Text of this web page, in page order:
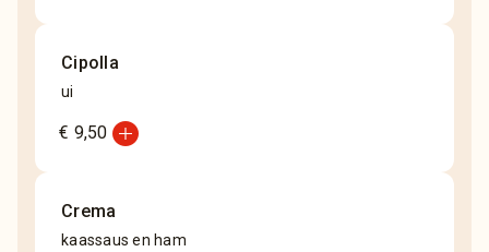
Cipolla
ui
€ 9,50 add_circle
Crema
kaassaus en ham